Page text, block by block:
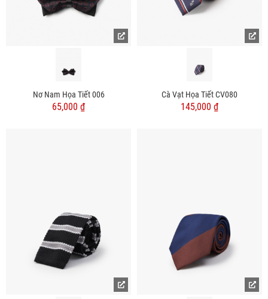
Nơ Nam Họa Tiết 006
65,000 ₫
Cà Vạt Họa Tiết CV080
145,000 ₫